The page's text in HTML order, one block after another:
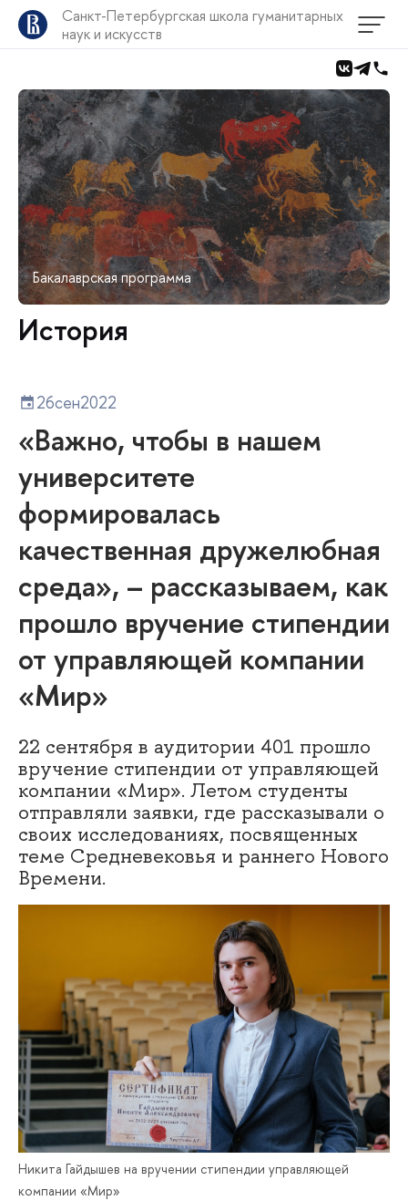
Санкт-Петербургская школа гуманитарных
наук и искусств
Бакалаврская программа
История
26сен2022
«Важно, чтобы в нашем
университете
формировалась
качественная дружелюбная
среда», – рассказываем, как
прошло вручение стипендии
от управляющей компании
«Мир»
22 сентября в аудитории 401 прошло
вручение стипендии от управляющей
компании «Мир». Летом студенты
отправляли заявки, где рассказывали о
своих исследованиях, посвященных
теме Средневековья и раннего Нового
Времени.
Никита Гайдышев на вручении стипендии управляющей
компании «Мир»